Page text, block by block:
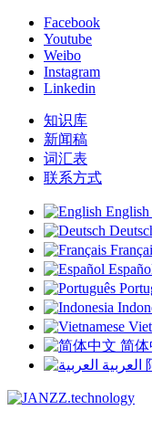
Facebook
Youtube
Weibo
Instagram
Linkedin
知识库
新闻稿
词汇表
联系方式
English
简体
العربية